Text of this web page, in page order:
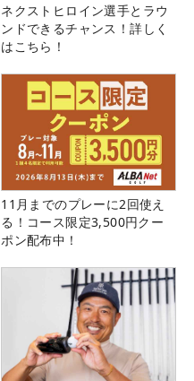
ネクストヒロイン選手とラウ
ンドできるチャンス！詳しく
はこちら！
11月までのプレーに2回使え
る！コース限定3,500円クー
ポン配布中！